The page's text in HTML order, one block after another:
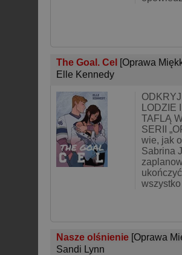
The Goal. Cel [Oprawa
Elle Kennedy
LODZIE
TAFLĄ
SERII
wie, jak
Sabrina
Nasze olśnienie [Oprawa
Sandi Lynn